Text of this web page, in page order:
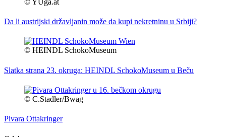
© YUga.at
Da li austrijski državljanin može da kupi nekretninu u Srbiji?
© HEINDL SchokoMuseum
Slatka strana 23. okruga: HEINDL SchokoMuseum u Beču
© C.Stadler/Bwag
Pivara Ottakringer